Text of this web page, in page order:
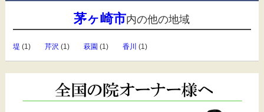
茅ヶ崎市内の他の地域
堤 (1) 芹沢 (1) 萩園 (1) 香川 (1)